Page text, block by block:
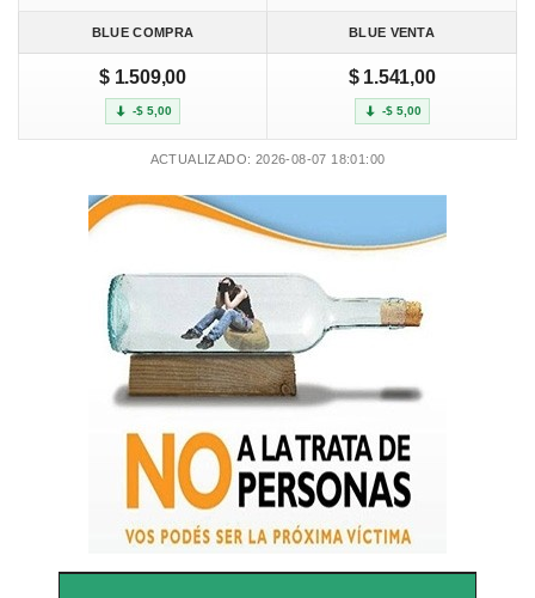
BLUE COMPRA BLUE VENTA
$ 1.509,00
-$ 5,00
$ 1.541,00
-$ 5,00
ACTUALIZADO: 2026-08-07 18:01:00